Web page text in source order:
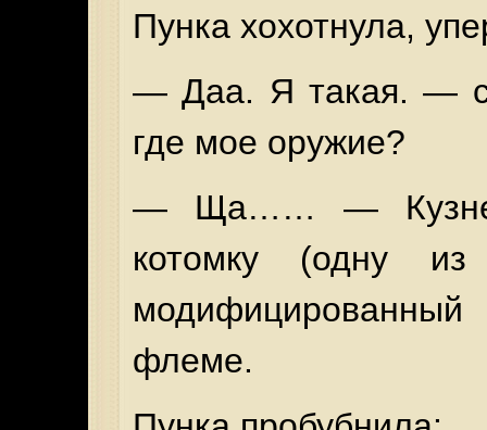
Пунка хохотнула,
— Даа. Я такая. —
где мое оружие?
— Ща…… —
котомку (одну
флеме.